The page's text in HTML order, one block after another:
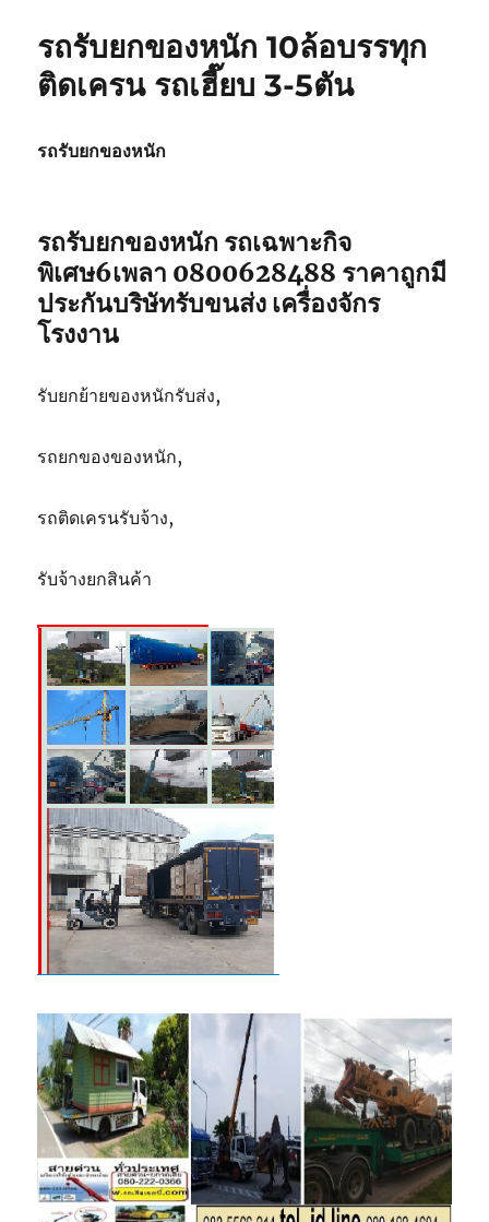
ของ
10
3-
5
ตัน
รถรับยกของหนัก 10ล้อบรรทุก
ติดเครน รถเฮี๊ยบ 3-5ตัน
รถรับยกของหนัก
รถรับยกของหนัก รถเฉพาะกิจ
พิเศษ6เพลา 0800628488 ราคาถูกมี
ประกันบริษัทรับขนส่ง เครื่องจักร
โรงงาน
รับยกย้ายของหนักรับส่ง,
รถยกของของหนัก,
รถติดเครนรับจ้าง,
รับจ้างยกสินค้า